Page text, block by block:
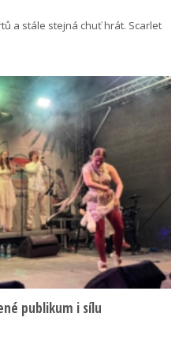
a stále stejná chuť hrát. Scarlet
publikum i sílu